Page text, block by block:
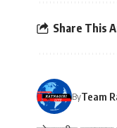
Share This
ByTeam